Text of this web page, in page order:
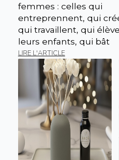
femmes : celles qui
entreprennent, qui
qui travaillent, qui
leurs enfants, qui bât
LIRE L'ARTICLE